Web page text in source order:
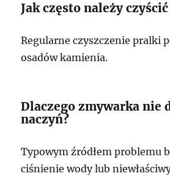
Jak często należy
Regularne czyszczenie pralki
osadów kamienia.
Dlaczego zmywarka nie
naczyń?
Typowym źródłem problemu
ciśnienie wody lub